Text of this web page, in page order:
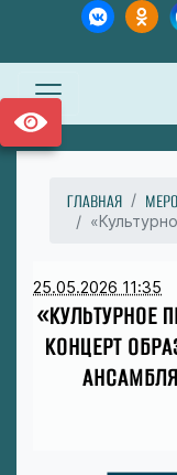
ГЛАВНАЯ
25.05.2026 11:35
«КУЛЬТУРНОЕ
КОНЦЕРТ